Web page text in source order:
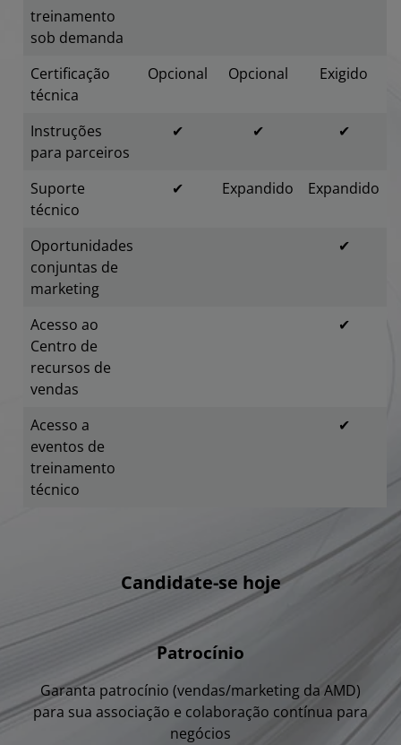
treinamento
sob demanda
Certificação
técnica
Opcional Opcional Exigido
Instruções
para parceiros
✔ ✔ ✔
Suporte
técnico
✔ Expandido Expandido
Oportunidades
conjuntas de
marketing
✔
Acesso ao
Centro de
recursos de
vendas
✔
Acesso a
eventos de
treinamento
técnico
✔
Candidate-se hoje
Patrocínio
Garanta patrocínio (vendas/marketing da AMD)
para sua associação e colaboração contínua para
negócios